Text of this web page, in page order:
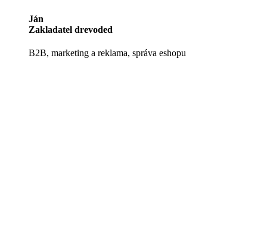
Ján
Zakladatel drevoded
B2B, marketing a reklama, správa eshopu